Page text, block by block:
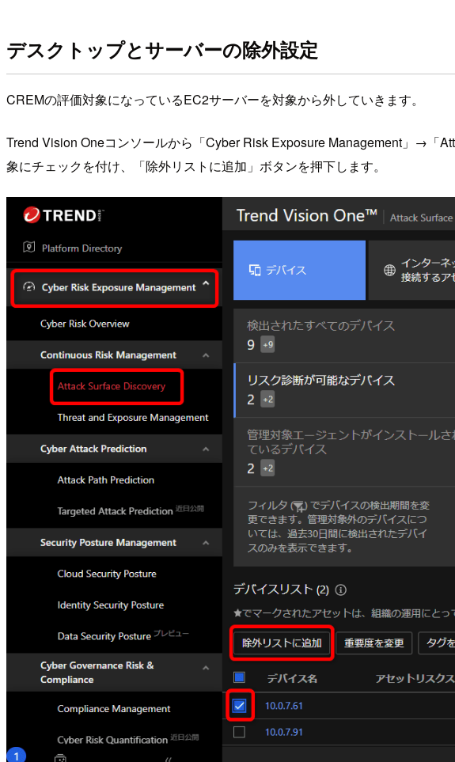
デスクトップとサーバーの除外設定
CREMの評価対象になっているEC2サーバーを対象から外していきます。
Trend Vision Oneコンソールから「Cyber Risk Exposure Management」→「
象にチェックを付け、「除外リストに追加」ボタンを押下します。